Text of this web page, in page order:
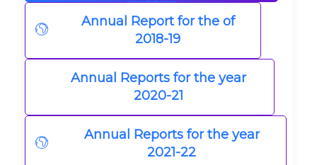
Annual Report for the of
2018-19
Annual Reports for the year
2020-21
Annual Reports for the year
2021-22